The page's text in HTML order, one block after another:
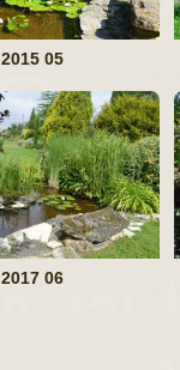
2015 05
2017 06